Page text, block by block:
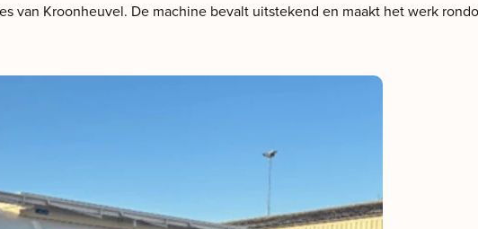
van Kroonheuvel. De machine bevalt uitstekend en maakt het werk